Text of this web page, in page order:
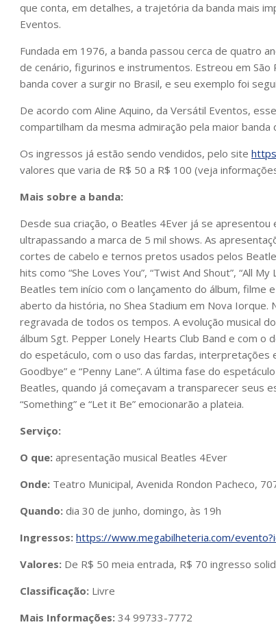
que conta, em detalhes, a trajetória da banda mais
Eventos.
Fundada em 1976, a banda passou cerca de quatro
de cenário, figurinos e instrumentos. Estreou em
banda cover a surgir no Brasil, e seu exemplo foi
De acordo com Aline Aquino, da Versátil Eventos,
compartilham da mesma admiração pela maior banda
Os ingressos já estão sendo vendidos, pelo site
valores que varia de R$ 50 a R$ 100 (veja
Mais sobre a banda:
Desde sua criação, o Beatles 4Ever já se
ultrapassando a marca de 5 mil shows. As
cortes de cabelo e ternos pretos usados pelos
hits como “She Loves You”, “Twist And Shout”, “All
Beatles tem início com o lançamento do álbum, filme
aberto da história, no Shea Stadium em Nova Iorque.
regravada de todos os tempos. A evolução musical
álbum Sgt. Pepper Lonely Hearts Club Band e com
do espetáculo, com o uso das fardas, interpretações
Goodbye” e “Penny Lane”. A última fase do
Beatles, quando já começavam a transparecer seus
“Something” e “Let it Be” emocionarão a plateia.
Serviço:
O que: apresentação musical Beatles 4Ever
Onde: Teatro Municipal, Avenida Rondon Pacheco,
Quando: dia 30 de junho, domingo, às 19h
Ingressos: https://www.megabilheteria.com/
Valores: De R$ 50 meia entrada, R$ 70 ingresso
Classificação: Livre
Mais Informações: 34 99733-7772